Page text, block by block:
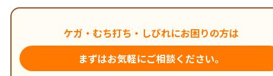
ケガ・むち打ち・しびれにお困りの方は
まずはお気軽にご相談ください。